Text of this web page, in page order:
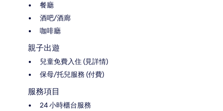
餐廳
酒吧/酒廊
咖啡廳
親子出遊
兒童免費入住 (見詳情)
保母/托兒服務 (付費)
服務項目
24 小時櫃台服務